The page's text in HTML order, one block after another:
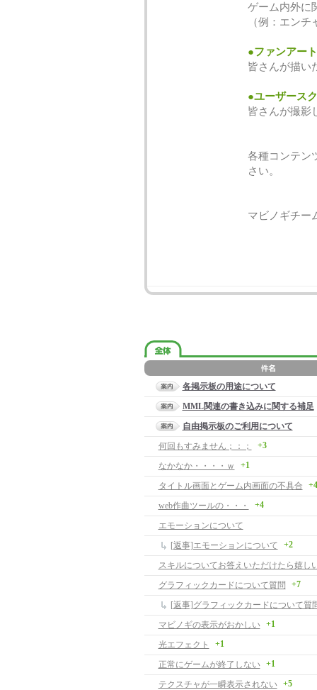
ゲーム内外に
（例：エン
●ファンアート
皆さんが描い
●ユーザース
皆さんが撮影
各種コンテン
さい。
マビノギチー
各掲示板の用途について
MML関連の書き込みに関する補足
自由掲示板のご利用について
何回もすみません；：；
+3
なかなか・・・・ｗ +1
タイトル画面とゲーム内画面の不具合 +4
web作曲ツールの・・・ +4
エモーションについて
[返事]エモーションについて
+2
スキルについてお答えいただけたら嬉し
グラフィックカードについて質問
+7
[返事]グラフィックカードについて質
マビノギの表示がおかしい
+1
光エフェクト +1
正常にゲームが終了しない +1
テクスチャが一瞬表示されない +5